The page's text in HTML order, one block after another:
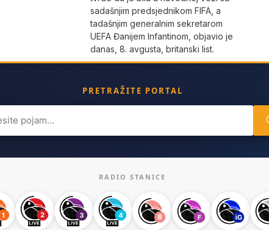
sadašnjim predsjednikom FIFA, a
tadašnjim generalnim sekretarom
UEFA Đanijem Infantinom, objavio je
danas, 8. avgusta, britanski list.
PRETRAŽITE PORTAL
RADIO STANICE